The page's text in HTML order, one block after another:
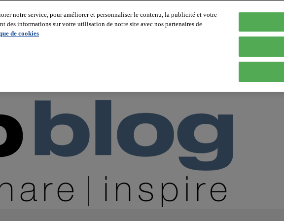
notre service, pour améliorer et personnaliser le contenu, la publicité et votre
des informations sur votre utilisation de notre site avec nos partenaires de
de cookies